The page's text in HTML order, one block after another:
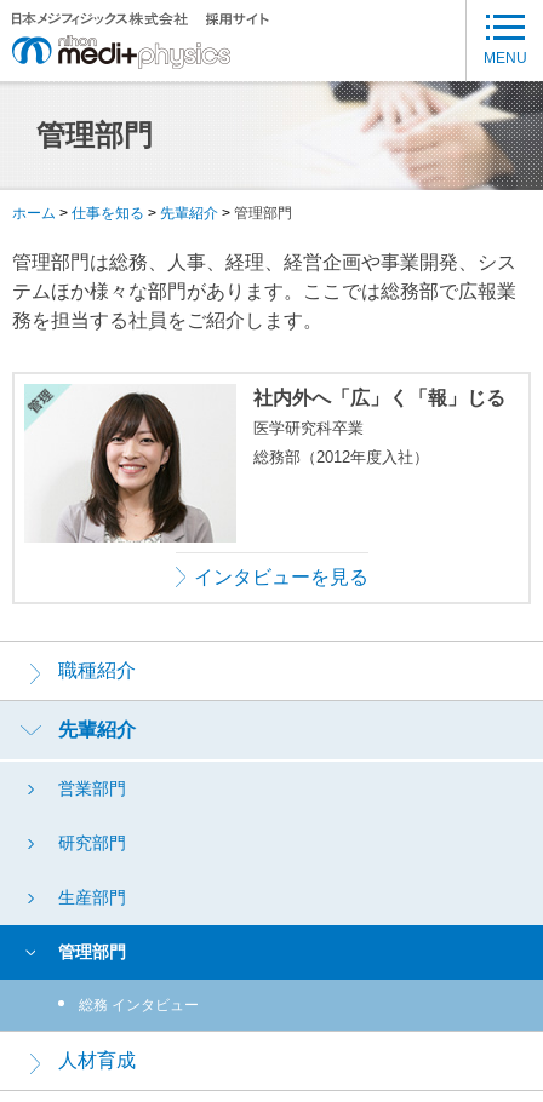
メ
イ
ン
ツ
移
動
MENU
管理部門
ホーム 仕事を知る 先輩紹介 管理部門
管理部門は総務、人事、経理、経営企画や事業開発、シス
テムほか様々な部門があります。ここでは総務部で広報業
務を担当する社員をご紹介します。
社内外へ「広」く「報」じる
医学研究科卒業
総務部（2012年度入社）
インタビューを見る
職種紹介
先輩紹介
営業部門
研究部門
生産部門
管理部門
総務 インタビュー
人材育成